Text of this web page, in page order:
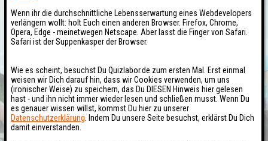
Wenn ihr die durchschnittliche Lebensserwartung eines Webdevelopers
verlängern wollt: holt Euch einen anderen Browser. Firefox, Chrome,
Opera, Edge - meinetwegen Netscape. Aber lasst die Finger von Safari.
Safari ist der Suppenkasper der Browser.
Wie es scheint, besuchst Du Quizlabor.de zum ersten Mal. Erst einmal
weisen wir Dich darauf hin, dass wir Cookies verwenden, um uns
(ironischer Weise) zu speichern, das Du DIESEN Hinweis hier gelesen
hast - und ihn nicht immer wieder lesen und schließen musst. Wenn Du
es genauer wissen willst, kommst Du hier zu unserer
Datenschutzerklärung . Indem Du unsere Seite besuchst, erklärst Du Dich
damit einverstanden.